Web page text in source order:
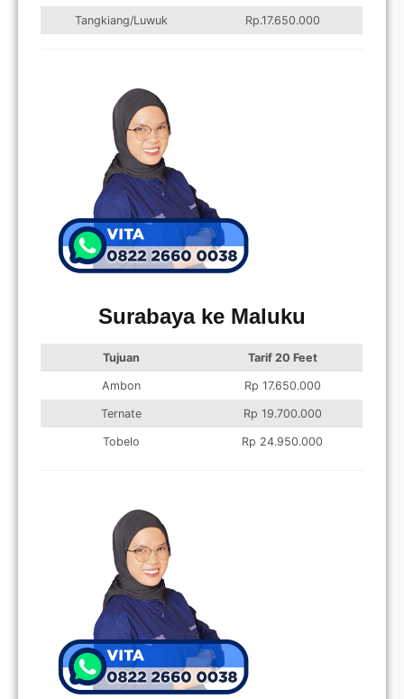
Tangkiang/Luwuk Rp.17.650.000
Surabaya ke Maluku
Tujuan Tarif 20 Feet
Ambon Rp 17.650.000
Ternate Rp 19.700.000
Tobelo Rp 24.950.000